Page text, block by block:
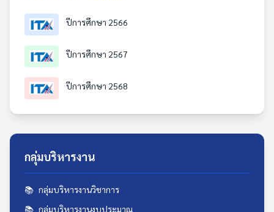
ปีการศึกษา 2566
ปีการศึกษา 2567
ปีการศึกษา 2568
กลุ่มบริหารงาน
📚 กลุ่มบริหารงานวิชาการ
📚 กลุ่มบริหารงานงบประมาณ